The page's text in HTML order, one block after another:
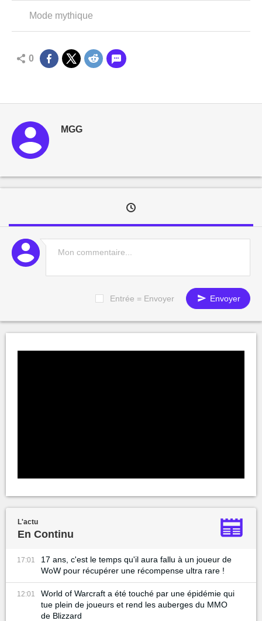
Mode mythique
0
MGG
Entrée = Envoyer Envoyer
L'actu
En Continu
17:01
17 ans, c'est le temps qu'il aura fallu à un joueur de
WoW pour récupérer une récompense ultra rare !
12:01
World of Warcraft a été touché par une épidémie qui
tue plein de joueurs et rend les auberges du MMO
de Blizzard